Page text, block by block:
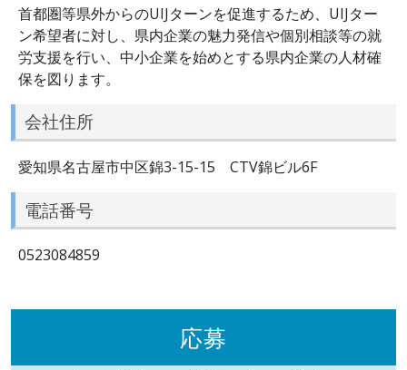
首都圏等県外からのUIJターンを促進するため、UIJター
ン希望者に対し、県内企業の魅力発信や個別相談等の就
労支援を行い、中小企業を始めとする県内企業の人材確
保を図ります。
会社住所
愛知県名古屋市中区錦3-15-15 CTV錦ビル6F
電話番号
0523084859
応募